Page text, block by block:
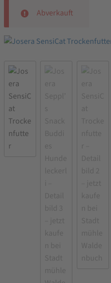
Abverkauft